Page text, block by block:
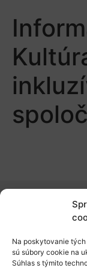
Na poskytovanie
sú súbory cookie na
Súhlas s týmito